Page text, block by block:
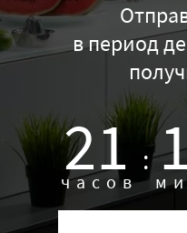
в период
21 :
часов